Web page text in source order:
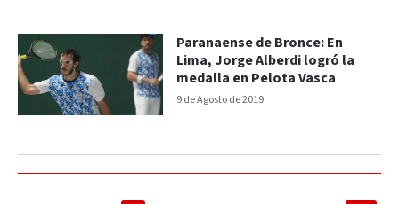
9 de Agosto de 2019
Paranaense de Bronce: En
Lima, Jorge Alberdi logró la
medalla en Pelota Vasca